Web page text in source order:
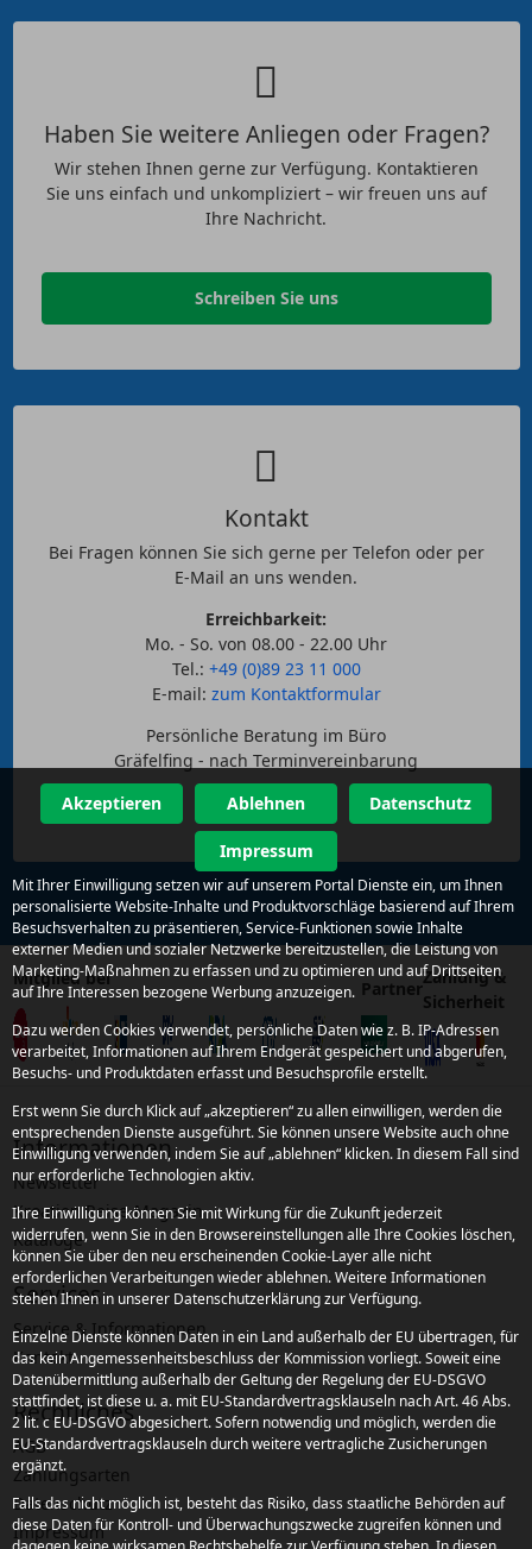
Haben Sie weitere Anliegen oder Fragen?
Wir stehen Ihnen gerne zur Verfügung. Kontaktieren
Sie uns einfach und unkompliziert – wir freuen uns auf
Ihre Nachricht.
Schreiben Sie uns
Kontakt
Bei Fragen können Sie sich gerne per Telefon oder per
E-Mail an uns wenden.
Erreichbarkeit:
Mo. - So. von 08.00 - 22.00 Uhr
Tel.: +49 (0)89 23 11 000
E-mail: zum Kontaktformular
Persönliche Beratung im Büro
Gräfelfing - nach Terminvereinbarung
Mitglied bei Partner
Zahlung &
Sicherheit
Informationen
Newsletter
Kroatien Reise-Magazin
Kataloge
Services
Service & Informationen
Kontakt
Rechtliches
AGB
Zahlungsarten
Datenschutz
Impressum
Akzeptieren Ablehnen Datenschutz
Impressum
Mit Ihrer Einwilligung setzen wir auf unserem Portal Dienste ein, um Ihnen
personalisierte Website-Inhalte und Produktvorschläge basierend auf Ihrem
Besuchsverhalten zu präsentieren, Service-Funktionen sowie Inhalte
externer Medien und sozialer Netzwerke bereitzustellen, die Leistung von
Marketing-Maßnahmen zu erfassen und zu optimieren und auf Drittseiten
auf Ihre Interessen bezogene Werbung anzuzeigen.
Dazu werden Cookies verwendet, persönliche Daten wie z. B. IP-Adressen
verarbeitet, Informationen auf Ihrem Endgerät gespeichert und abgerufen,
Besuchs- und Produktdaten erfasst und Besuchsprofile erstellt.
Erst wenn Sie durch Klick auf „akzeptieren“ zu allen einwilligen, werden die
entsprechenden Dienste ausgeführt. Sie können unsere Website auch ohne
Einwilligung verwenden, indem Sie auf „ablehnen“ klicken. In diesem Fall sind
nur erforderliche Technologien aktiv.
Ihre Einwilligung können Sie mit Wirkung für die Zukunft jederzeit
widerrufen, wenn Sie in den Browsereinstellungen alle Ihre Cookies löschen,
können Sie über den neu erscheinenden Cookie-Layer alle nicht
erforderlichen Verarbeitungen wieder ablehnen. Weitere Informationen
stehen Ihnen in unserer Datenschutzerklärung zur Verfügung.
Einzelne Dienste können Daten in ein Land außerhalb der EU übertragen, für
das kein Angemessenheitsbeschluss der Kommission vorliegt. Soweit eine
Datenübermittlung außerhalb der Geltung der Regelung der EU-DSGVO
stattfindet, ist diese u. a. mit EU-Standardvertragsklauseln nach Art. 46 Abs.
2 lit. c EU-DSGVO abgesichert. Sofern notwendig und möglich, werden die
EU-Standardvertragsklauseln durch weitere vertragliche Zusicherungen
ergänzt.
Falls das nicht möglich ist, besteht das Risiko, dass staatliche Behörden auf
diese Daten für Kontroll- und Überwachungszwecke zugreifen können und